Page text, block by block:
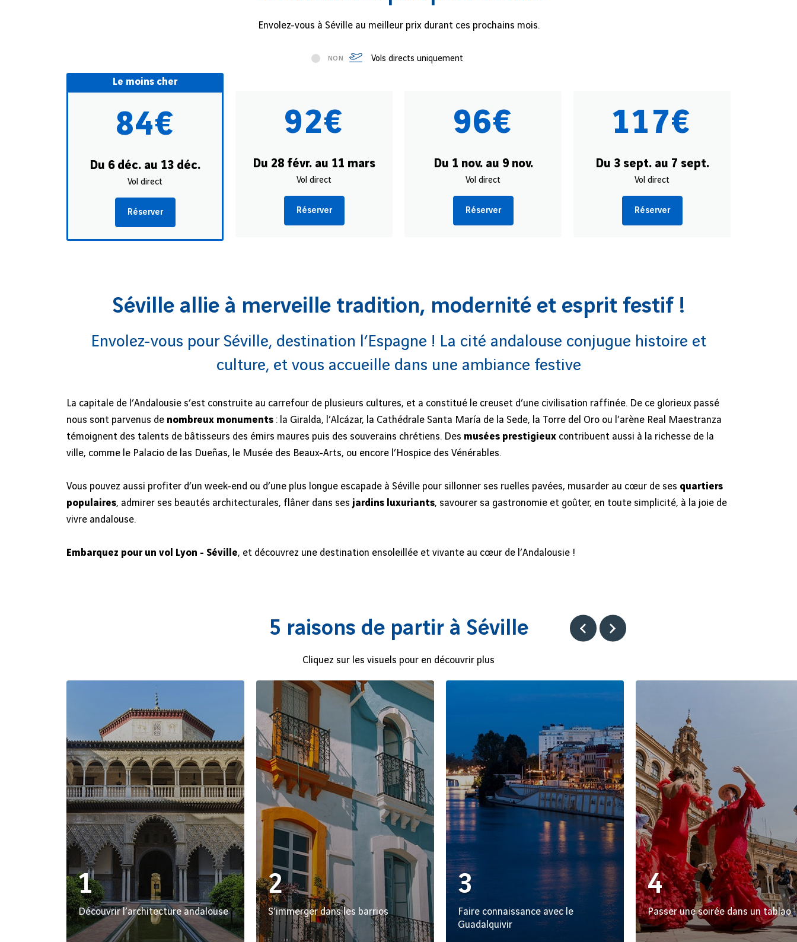
Envolez-vous à Séville au meilleur prix durant ces prochains mois.
NON Vols directs uniquement
Le moins cher
84€
Du 6 déc. au 13 déc.
Vol direct
Réserver
92€
Du 28 févr. au 11 mars
Vol direct
Réserver
96€
Du 1 nov. au 9 nov.
Vol direct
Réserver
117€
Du 3 sept. au 7 sept.
Vol direct
Réserver
Séville allie à merveille tradition, modernité et esprit festif !
Envolez-vous pour Séville, destination l’Espagne ! La cité andalouse conjugue histoire et
culture, et vous accueille dans une ambiance festive
La capitale de l’Andalousie s’est construite au carrefour de plusieurs cultures, et a constitué le creuset d’une civilisation raffinée. De ce glorieux passé
nous sont parvenus de nombreux monuments : la Giralda, l’Alcázar, la Cathédrale Santa María de la Sede, la Torre del Oro ou l’arène Real Maestranza
témoignent des talents de bâtisseurs des émirs maures puis des souverains chrétiens. Des musées prestigieux contribuent aussi à la richesse de la
ville, comme le Palacio de las Dueñas, le Musée des Beaux-Arts, ou encore l’Hospice des Vénérables.
Vous pouvez aussi profiter d’un week-end ou d’une plus longue escapade à Séville pour sillonner ses ruelles pavées, musarder au cœur de ses quartiers
populaires, admirer ses beautés architecturales, flâner dans ses jardins luxuriants, savourer sa gastronomie et goûter, en toute simplicité, à la joie de
vivre andalouse.
Embarquez pour un vol Lyon - Séville, et découvrez une destination ensoleillée et vivante au cœur de l’Andalousie !
5 raisons de partir à Séville
Cliquez sur les visuels pour en découvrir plus
1
Découvrir l’architecture andalouse
2
S’immerger dans les barrios
3
Faire connaissance avec le
Guadalquivir
4
Passer une soirée dans un tablao